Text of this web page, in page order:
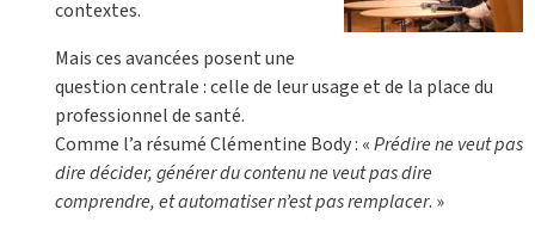
contextes.
Mais ces avancées posent une
question centrale : celle de leur usage et de la place du
professionnel de santé.
Comme l’a résumé Clémentine Body : «Prédire ne veut pas
dire décider, générer du contenu ne veut pas dire
comprendre, et automatiser n’est pas remplacer. »